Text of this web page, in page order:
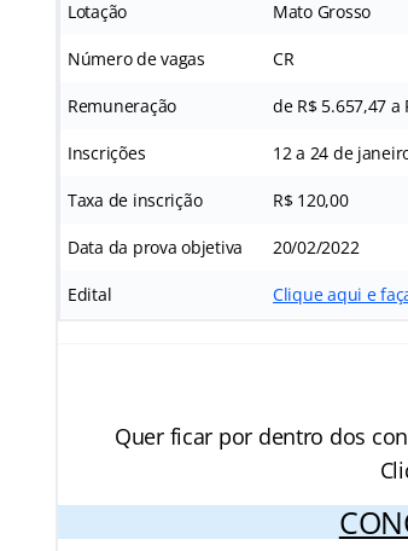
Lotação Mato Grosso
Número de vagas CR
Remuneração de R$ 5.657,47 a
Inscrições 12 a 24 de
Taxa de inscrição R$ 120,00
Data da prova objetiva 20/02/2022
Edital Clique aqui e
Quer ficar por dentro dos